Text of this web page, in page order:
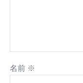
名前 ※